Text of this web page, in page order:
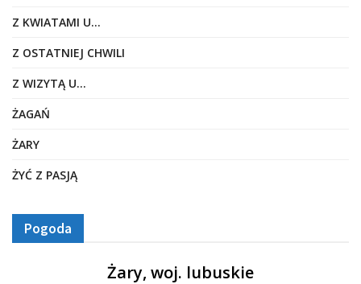
Z KWIATAMI U…
Z OSTATNIEJ CHWILI
Z WIZYTĄ U…
ŻAGAŃ
ŻARY
ŻYĆ Z PASJĄ
Pogoda
Żary, woj. lubuskie